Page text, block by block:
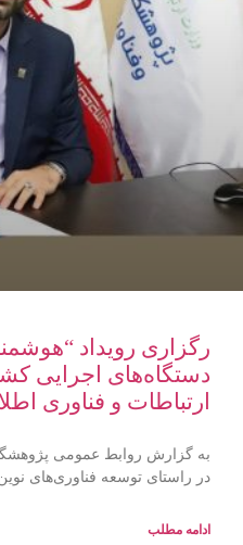
رگزاری رویداد
دستگاه‌های اجرایی
ارتباطات و فناوری
به گزارش روابط عمومی
در راستای توسعه فناوری‌های
ادامه مطلب